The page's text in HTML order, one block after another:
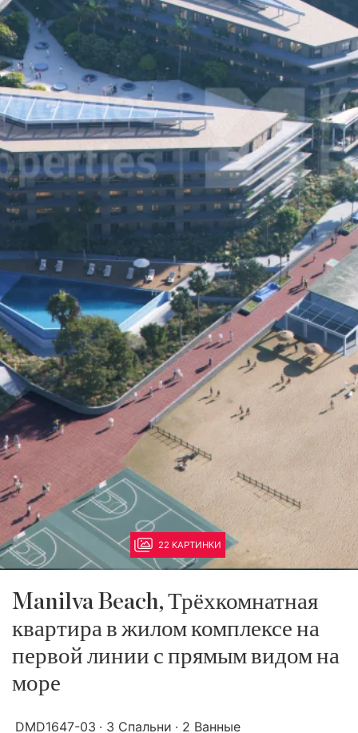
22 КАРТИНКИ
Manilva Beach, Трёхкомнатная
квартира в жилом комплексе на
первой линии с прямым видом на
море
DMD1647-03 3 Спальни
2 Ванные